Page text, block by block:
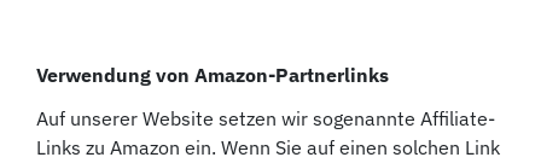
Verwendung von Amazon-Partnerlinks
Auf unserer Website setzen wir sogenannte Affiliate-
Links zu Amazon ein. Wenn Sie auf einen solchen Link